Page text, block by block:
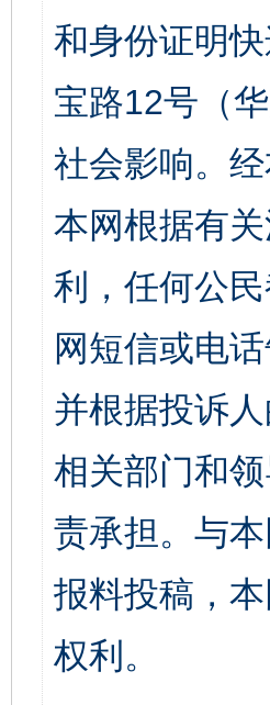
和身份证明
宝路12号（
社会影响。
本网根据有
利，任何公
网短信或电
并根据投诉
相关部门和
责承担。与
报料投稿，
权利。